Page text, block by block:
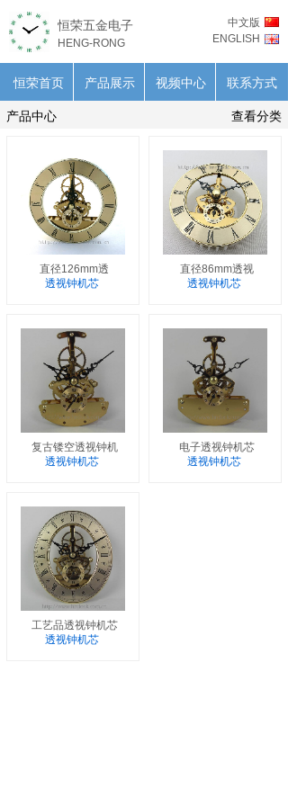
中文版
ENGLISH
恒荣五金电子
HENG-RONG
恒荣首页 产品展示 视频中心 联系方式
产品中心 查看分类
直径126mm透
透视钟机芯
直径86mm透视
透视钟机芯
复古镂空透视钟机
透视钟机芯
电子透视钟机芯
透视钟机芯
工艺品透视钟机芯
透视钟机芯